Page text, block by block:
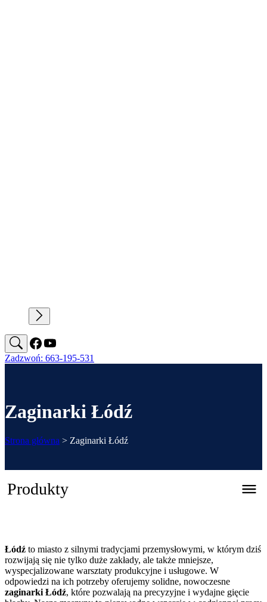
Zadzwoń: 663-195-531
Zaginarki Łódź
Strona główna > Zaginarki Łódź
Produkty
Katalog 2026
Zaginarki ręczne
Łódź to miasto z silnymi tradycjami przemysłowymi, w którym dziś
rozwijają się nie tylko duże zakłady, ale także mniejsze,
wyspecjalizowane warsztaty produkcyjne i usługowe. W
odpowiedzi na ich potrzeby oferujemy solidne, nowoczesne
zaginarki Łódź, które pozwalają na precyzyjne i wydajne gięcie